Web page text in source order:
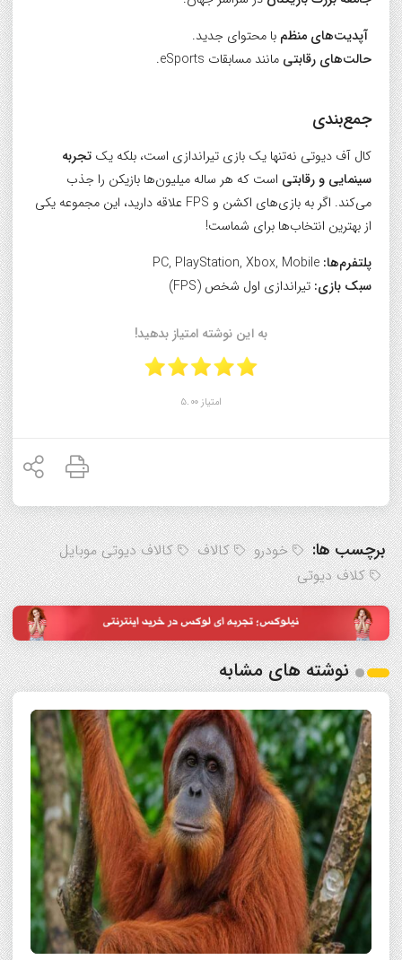
آپدیت‌های منظم با محتوای جدید.
حالت‌های رقابتی مانند مسابقات eSports.
جمع‌بندی
کال آف دیوتی نه‌تنها یک بازی تیراندازی است، بلکه یک تجربه
سینمایی و رقابتی است که هر ساله میلیون‌ها بازیکن را جذب
می‌کند. اگر به بازی‌های اکشن و FPS علاقه دارید، این مجموعه یکی
از بهترین انتخاب‌ها برای شماست!
پلتفرم‌ها:
سبک بازی: تیراندازی اول شخص (FPS)
به این نوشته امتیاز بدهید!
امتیاز 5.00
برچسب ها: خودرو کالاف
کالاف دیوتی موبایل
کلاف دیوتی
نوشته های مشابه